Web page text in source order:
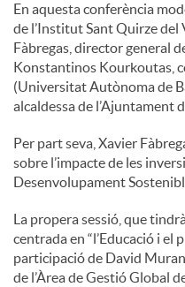
En aquesta conferència
de l’Institut Sant Quirze del
Fàbregas, director general
Konstantinos Kourkoutas,
(Universitat Autònoma de
alcaldessa de l’Ajuntament
Per part seva, Xavier
sobre l’impacte de les
Desenvolupament
La propera sessió, que
centrada en “l’Educació i el
participació de David
de l’Àrea de Gestió Global